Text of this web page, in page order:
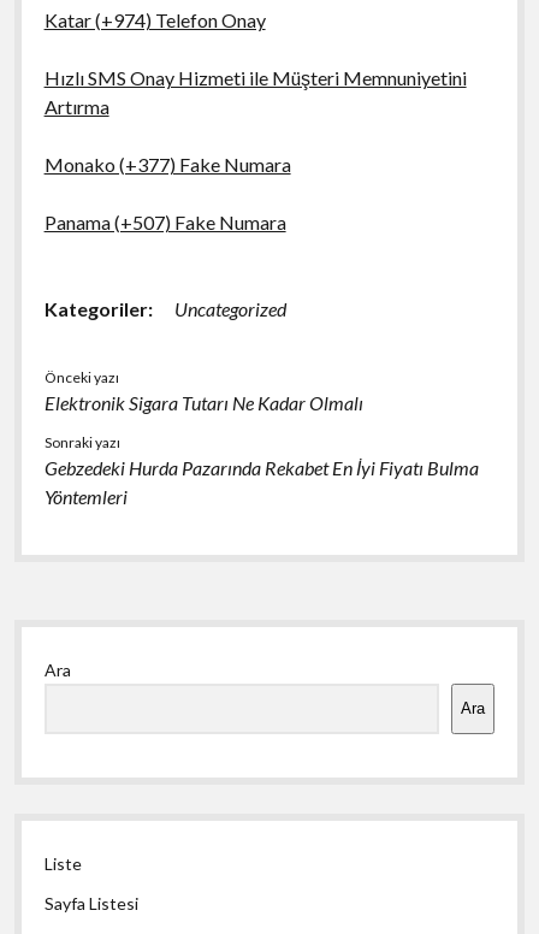
Katar (+974) Telefon Onay
Hızlı SMS Onay Hizmeti ile Müşteri Memnuniyetini
Artırma
Monako (+377) Fake Numara
Panama (+507) Fake Numara
Kategoriler: Uncategorized
Önceki yazı
Elektronik Sigara Tutarı Ne Kadar Olmalı
Sonraki yazı
Gebzedeki Hurda Pazarında Rekabet En İyi Fiyatı Bulma
Yöntemleri
Yan
Menü
Ara
Ara
Liste
Sayfa Listesi